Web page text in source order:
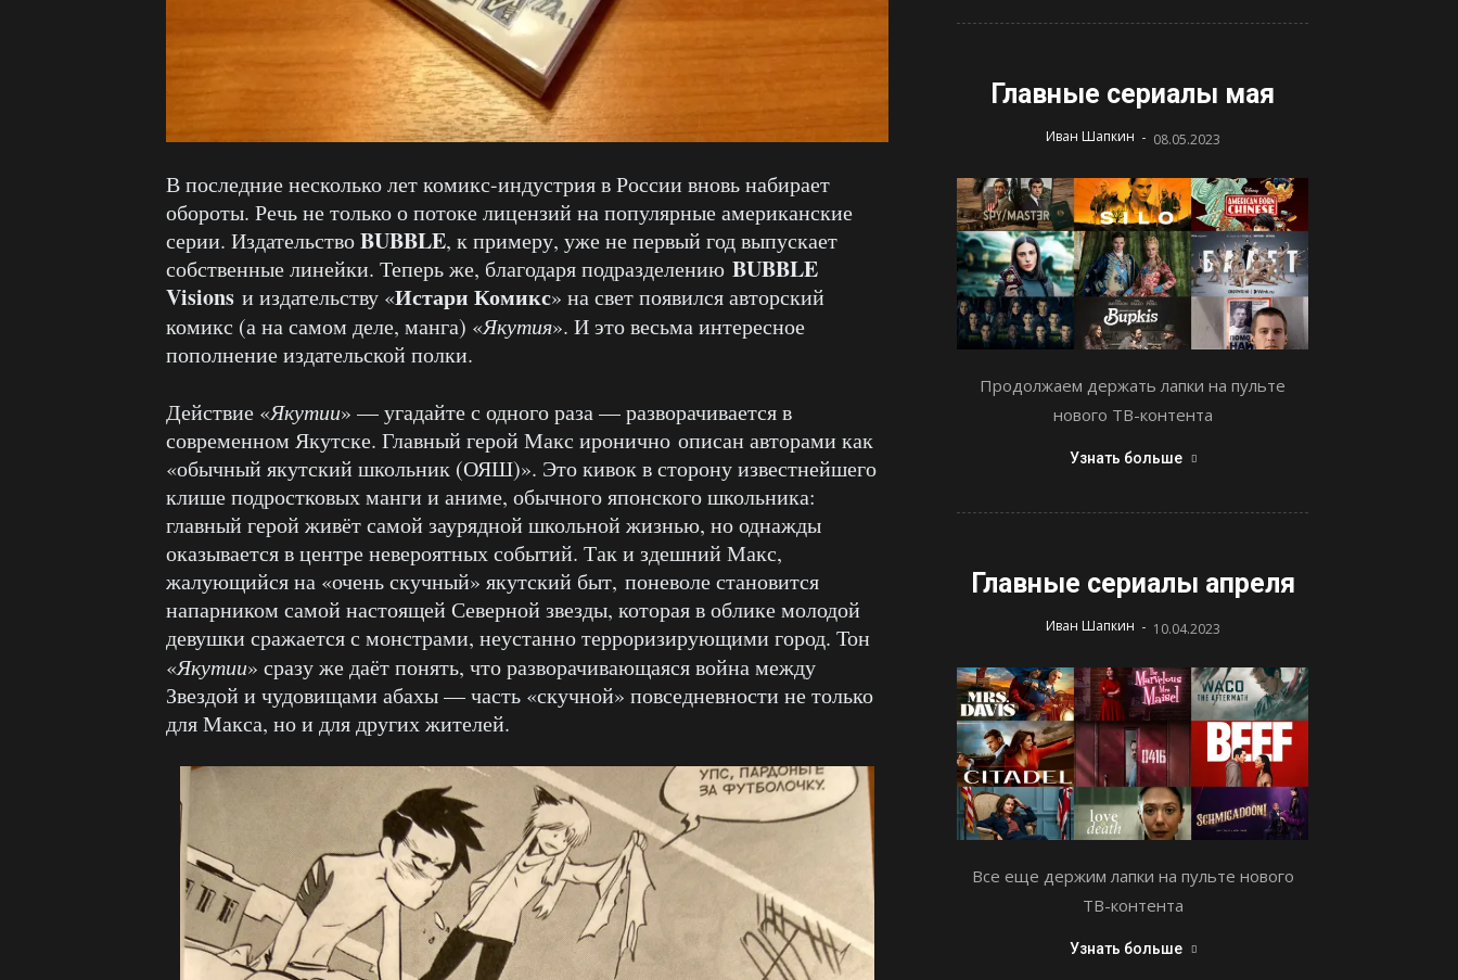
В последние несколько лет комикс-индустрия в России вновь набирает
обороты. Речь не только о потоке лицензий на популярные американские
серии. ИздательствоBUBBLE, к примеру, уже не первый год выпускает
собственные линейки. Теперь же, благодаря подразделению BUBBLE
Visions и издательству «Истари Комикс» на свет появился авторский
комикс (а на самом деле, манга) «Якутия». И это весьма интересное
пополнение издательской полки.
Действие «Якутии» — угадайте с одного раза — разворачивается в
современном Якутске. Главный герой Макс иронично описан авторами как
«обычный якутский школьник (ОЯШ)». Это кивок в сторону известнейшего
клише подростковых манги и аниме, обычного японского школьника:
главный герой живёт самой заурядной школьной жизнью, но однажды
оказывается в центре невероятных событий. Так и здешний Макс,
жалующийся на «очень скучный» якутский быт, поневоле становится
напарником самой настоящей Северной звезды, которая в облике молодой
девушки сражается с монстрами, неустанно терроризирующими город. Тон
«Якутии» сразу же даёт понять, что разворачивающаяся война между
Звездой и чудовищами абахы — часть «скучной» повседневности не только
для Макса, но и для других жителей.
Главные сериалы мая
Иван Шапкин - 08.05.2023
Продолжаем держать лапки на пульте
нового ТВ-контента
Узнать больше
Главные сериалы апреля
Иван Шапкин - 10.04.2023
Все еще держим лапки на пульте нового
ТВ-контента
Узнать больше